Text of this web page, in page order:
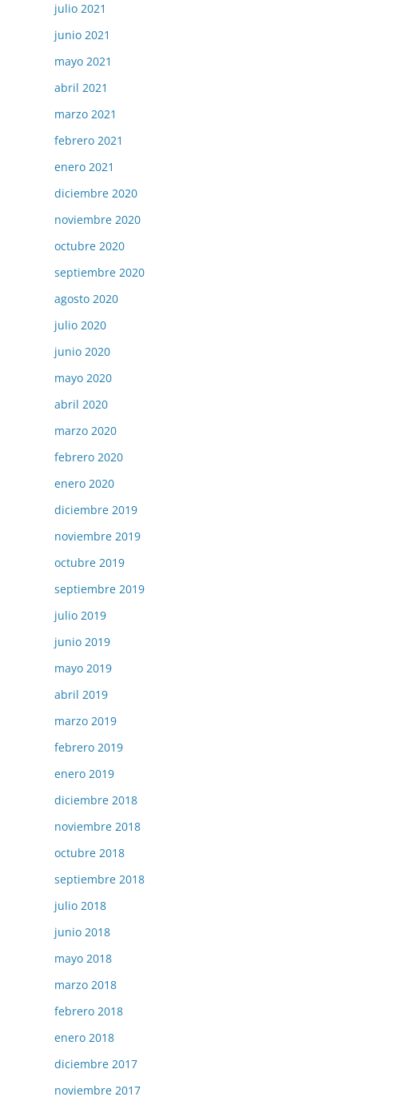
julio 2021
junio 2021
mayo 2021
abril 2021
marzo 2021
febrero 2021
enero 2021
diciembre 2020
noviembre 2020
octubre 2020
septiembre 2020
agosto 2020
julio 2020
junio 2020
mayo 2020
abril 2020
marzo 2020
febrero 2020
enero 2020
diciembre 2019
noviembre 2019
octubre 2019
septiembre 2019
julio 2019
junio 2019
mayo 2019
abril 2019
marzo 2019
febrero 2019
enero 2019
diciembre 2018
noviembre 2018
octubre 2018
septiembre 2018
julio 2018
junio 2018
mayo 2018
marzo 2018
febrero 2018
enero 2018
diciembre 2017
noviembre 2017